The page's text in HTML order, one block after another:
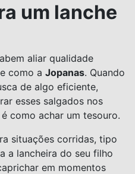
um lanche
aliar qualidade
como a Jopanas. Quando
de algo eficiente,
esses salgados nos
é como achar um tesouro.
situações corridas, tipo
a lancheira do seu filho
em momentos